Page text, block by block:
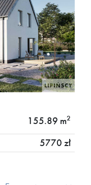
155.89 m2
5770 zł